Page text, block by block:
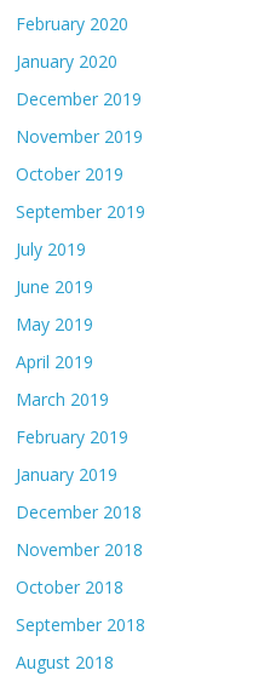
February 2020
January 2020
December 2019
November 2019
October 2019
September 2019
July 2019
June 2019
May 2019
April 2019
March 2019
February 2019
January 2019
December 2018
November 2018
October 2018
September 2018
August 2018